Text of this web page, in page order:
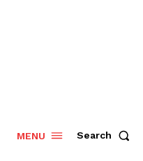
MENU Search